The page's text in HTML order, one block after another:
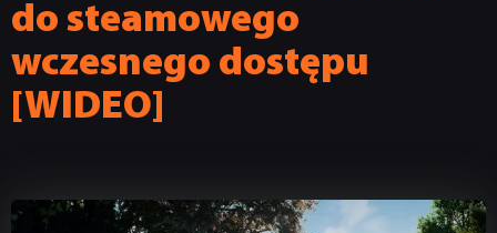
do steamowego
wczesnego dostępu
[WIDEO]